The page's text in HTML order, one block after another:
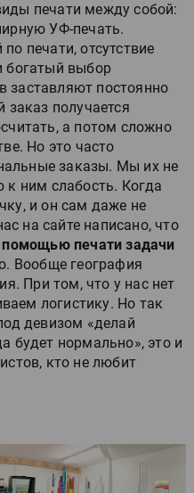
печати между собой:
УФ-печать.
печати, отсутствие
богатый выбор
заставляют постоянно
получается
а потом сложно
Но это часто
заказы. Мы их не
ним слабость. Когда
и он сам даже не
на сайте написано, что
печати задачи
Вообще география
При том, что у нас нет
логистику. Но так
девизом «делай
будет нормально», это и
кто не любит